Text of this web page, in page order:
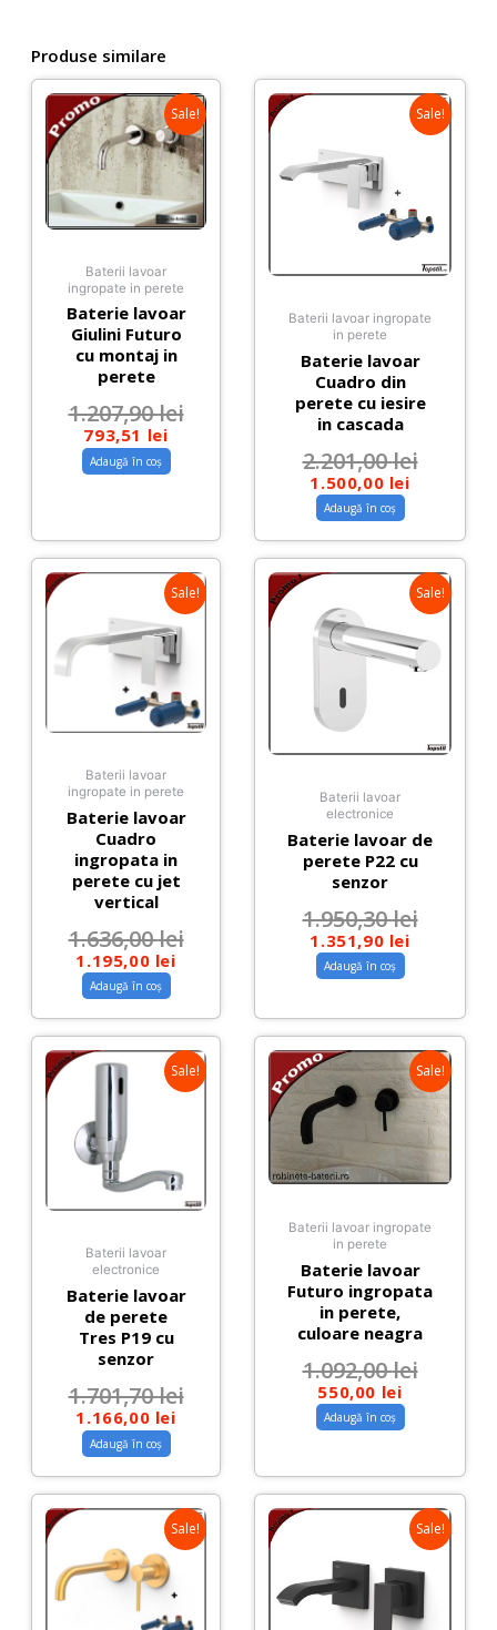
Produse similare
Sale!
Baterii lavoar
ingropate in perete
Baterie lavoar
Giulini Futuro
cu montaj in
perete
1.207,90lei
793,51 lei
Adaugă în coș
Sale!
Baterii lavoar ingropate
in perete
Baterie lavoar
Cuadro din
perete cu iesire
in cascada
2.201,00lei
1.500,00 lei
Adaugă în coș
Sale!
Baterii lavoar
ingropate in perete
Baterie lavoar
Cuadro
ingropata in
perete cu jet
vertical
1.636,00lei
1.195,00 lei
Adaugă în coș
Sale!
Baterii lavoar
electronice
Baterie lavoar de
perete P22 cu
senzor
1.950,30lei
1.351,90 lei
Adaugă în coș
Sale!
Baterii lavoar
electronice
Baterie lavoar
de perete
Tres P19 cu
senzor
1.701,70lei
1.166,00 lei
Adaugă în coș
Sale!
Baterii lavoar ingropate
in perete
Baterie lavoar
Futuro ingropata
in perete,
culoare neagra
1.092,00lei
550,00 lei
Adaugă în coș
Sale! Sale!